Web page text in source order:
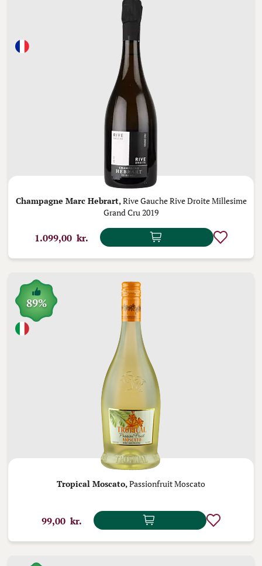
Champagne Marc Hebrart,Rive Gauche Rive Droite Millesime
Grand Cru 2019
1.099,00 kr.
89%
Tropical Moscato, Passionfruit Moscato
99,00 kr.